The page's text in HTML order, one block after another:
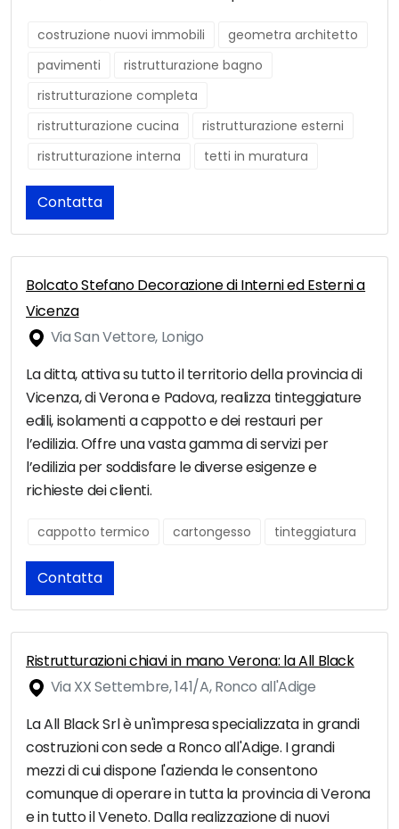
costruzione nuovi immobili
geometra architetto
pavimenti
ristrutturazione bagno
ristrutturazione completa
ristrutturazione cucina
ristrutturazione esterni
ristrutturazione interna
tetti in muratura
Contatta
Bolcato Stefano Decorazione di Interni ed Esterni a
Vicenza
Via San Vettore, Lonigo
La ditta, attiva su tutto il territorio della provincia di
Vicenza, di Verona e Padova, realizza tinteggiature
edili, isolamenti a cappotto e dei restauri per
l’edilizia. Offre una vasta gamma di servizi per
l’edilizia per soddisfare le diverse esigenze e
richieste dei clienti.
cappotto termico cartongesso tinteggiatura
Contatta
Ristrutturazioni chiavi in mano Verona: la All Black
Via XX Settembre, 141/A, Ronco all'Adige
La All Black Srl è un'impresa specializzata in grandi
costruzioni con sede a Ronco all'Adige. I grandi
mezzi di cui dispone l'azienda le consentono
comunque di operare in tutta la provincia di Verona
e in tutto il Veneto. Dalla realizzazione di nuovi